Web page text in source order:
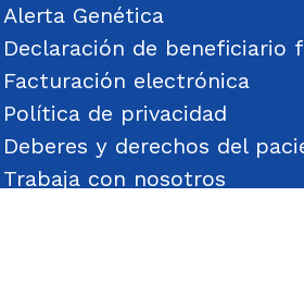
Alerta Genética
Declaración de beneficiario
Facturación electrónica
Política de privacidad
Deberes y derechos del
Trabaja con nosotros